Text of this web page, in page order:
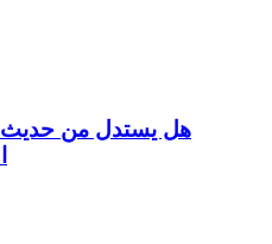
هل يستدل من حديث